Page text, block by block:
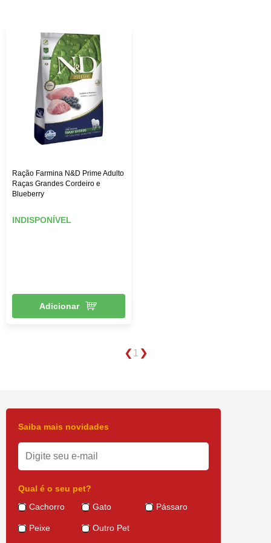
brinquedos que vão deixar seu pet mais feliz e ativo,
roupas, acessórios e muito mais!
Ração Farmina N&D Prime Adulto
Raças Grandes Cordeiro e
Blueberry
INDISPONÍVEL
Adicionar
1
Saiba mais novidades
Qual é o seu pet?
Cachorro
Gato Pássaro
Peixe Outro Pet